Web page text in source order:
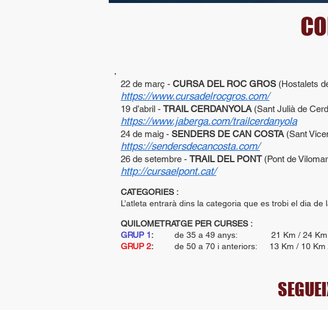
22 de març - CURSA DEL ROC GROS
https://www.cursadelrocgros.com/
19 d’abril - TRAIL CERDANYOLA (Sant Julià
https://www.jaberga.com/trailcerdanyola
24 de maig - SENDERS DE CAN COSTA (Sant
https://sendersdecancosta.com/
26 de setembre - TRAIL DEL PONT(Pont
http://cursaelpont.cat/
CATEGORIES :
L’atleta entrarà dins la categoria que es trobi el dia de
QUILOMETRATGE PER CURSES :
GRUP 1: de 35 a 49 anys: 21 Km / 24 Km /
GRUP 2: de 50 a 70 i anteriors: 13 Km / 10 Km